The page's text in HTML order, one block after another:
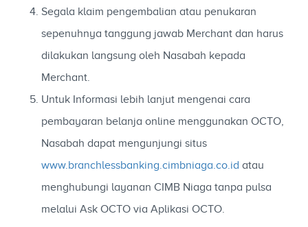
Segala klaim pengembalian atau penukaran
sepenuhnya tanggung jawab Merchant dan harus
dilakukan langsung oleh Nasabah kepada
Merchant.
Untuk Informasi lebih lanjut mengenai cara
pembayaran belanja online menggunakan OCTO,
Nasabah dapat mengunjungi situs
www.branchlessbanking.cimbniaga.co.id atau
menghubungi layanan CIMB Niaga tanpa pulsa
melalui Ask OCTO via Aplikasi OCTO.